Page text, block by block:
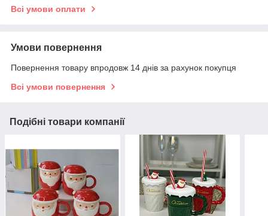
Всі умови оплати
Умови повернення
Повернення товару впродовж 14 днів за рахунок покупця
Всі умови повернення
Подібні товари компанії